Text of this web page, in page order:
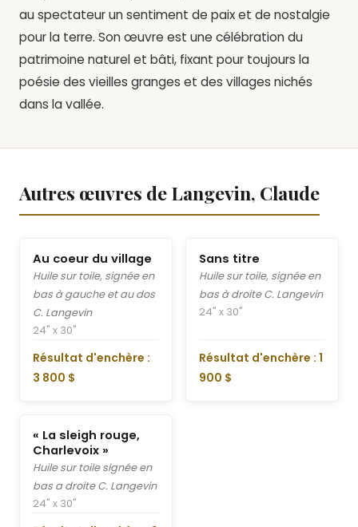
au spectateur un sentiment de paix et de nostalgie
pour la terre. Son œuvre est une célébration du
patrimoine naturel et bâti, fixant pour toujours la
poésie des vieilles granges et des villages nichés
dans la vallée.
Autres œuvres de Langevin, Claude
Au coeur du village
Huile sur toile, signée en
bas à gauche et au dos
C. Langevin
24" x 30"
Résultat d'enchère :
3 800 $
Sans titre
Huile sur toile, signée en
bas à droite C. Langevin
24" x 30"
Résultat d'enchère : 1
900 $
« La sleigh rouge,
Charlevoix »
Huile sur toile signée en
bas a droite C. Langevin
24" x 30"